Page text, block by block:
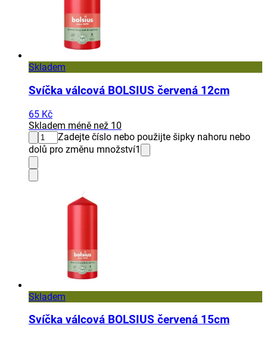
Skladem
Svíčka válcová BOLSIUS červená 12cm
65 Kč
Skladem méně než 10
Zadejte číslo nebo použijte šipky nahoru nebo
dolů pro změnu množství1
Skladem
Svíčka válcová BOLSIUS červená 15cm